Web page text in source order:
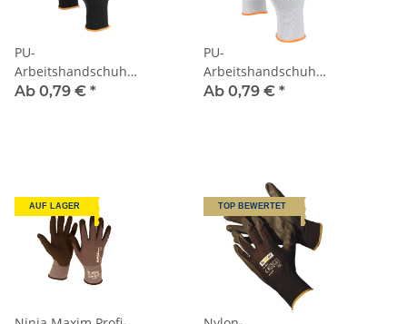
PU-
Arbeitshandschuh
schwarz
Ab 0,79 € *
PU-
Arbeitshandschuh
weiß
Ab 0,79 € *
AUF LAGER TOP BEWERTET